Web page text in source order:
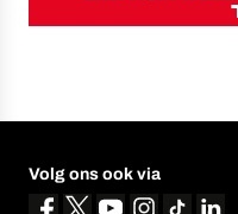
Volg ons ook via